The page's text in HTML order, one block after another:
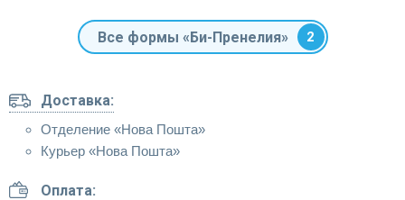
Все формы «Би-Пренелия» 2
Доставка:
Отделение «Нова Пошта»
Курьер «Нова Пошта»
Оплата: